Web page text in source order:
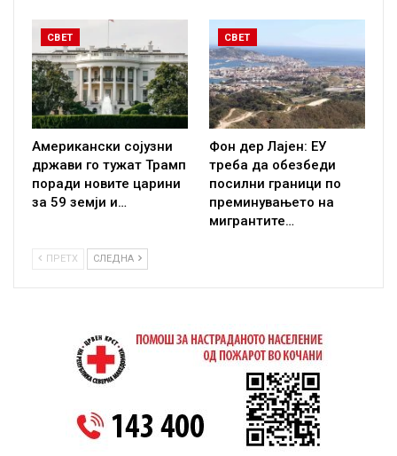
СВЕТ
Американски сојузни
држави го тужат Трамп
поради новите царини
за 59 земји и…
СВЕТ
Фон дер Лајен: ЕУ
треба да обезбеди
посилни граници по
преминувањето на
мигрантите…
ПРЕТХ СЛЕДНА